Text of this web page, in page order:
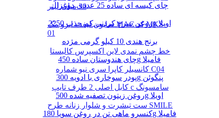
30 میلی لیتر
صابون لیفت ابرو مک MAC کد MKS-
01
خط چشم نمدی لاین اکسپرس کالیستا
کانسیلر کاپرا سری نیو شماره C04
کابل اصلی 2 طرف تایپ c سامسونگ
ست تیشرت و شلوار زنانه طرح SMILE
چای کیسه ای ساده 25 عددی دوغزال
روغن سرخ کردنی کم جذب 2250g اویلا
برنج هندی 10 کیلو گرمی مژده
چای هندوستان ساده 450g فامیلا
پودر سوخاری با ادویه 300g پنگوئن
روغن زیتون تصفیه شده 500g اویلا
کنسرو ماهی تن در روغن سویا 180g فامیلا